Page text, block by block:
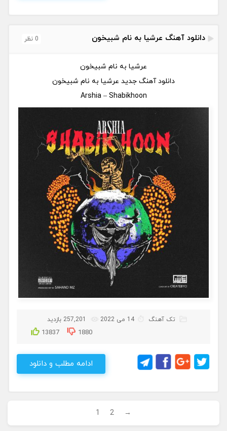
دانلود آهنگ عرشیا به نام شبیخون 0 نظر
عرشیا به نام شبیخون
دانلود آهنگ جدید عرشیا به نام شبیخون
Arshia – Shabikhoon
تک آهنگ 14 می 2022 257,201 بازدید
13837 1880
ادامه مطلب و دانلود
1 2 →